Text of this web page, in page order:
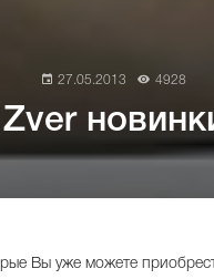
27.05.2013 4928
Zver
Вы уже можете